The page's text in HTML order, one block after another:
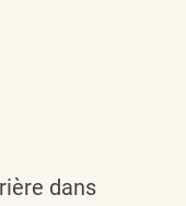
dans